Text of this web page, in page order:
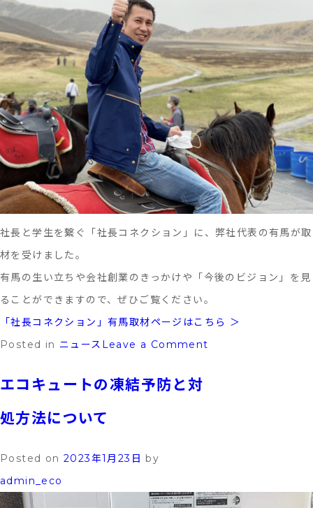
様
へ
社長と学生を繋ぐ「社長コネクション」に、弊社代表の有馬が取
材を受けました。
有馬の生い立ちや会社創業のきっかけや「今後のビジョン」を見
ることができますので、ぜひご覧ください。
「社長コネクション」有馬取材ページはこちら ＞
Posted in ニュース Leave a Comment
ョ
エコキュートの凍結予防と対
処方法について
Posted on2023年1月23日 by
admin_eco